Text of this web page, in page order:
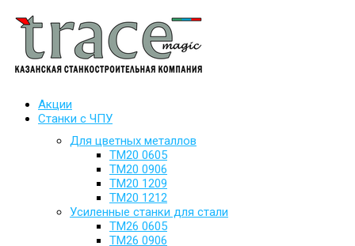
Акции
Станки с ЧПУ
Для цветных металлов
ТМ20 0605
ТМ20 0906
ТМ20 1209
ТМ20 1212
Усиленные станки для стали
ТМ26 0605
ТМ26 0906